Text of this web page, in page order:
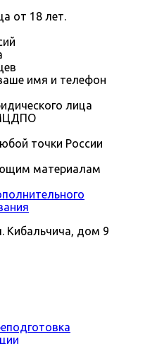
от 18 лет.
имя и телефон
лица
точки России
материалам
Кибальчича, дом 9